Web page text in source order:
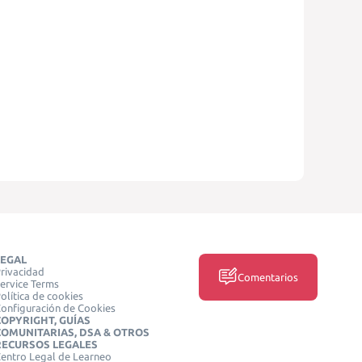
Terms
de cookies
de Cookies
GUÍAS
DSA & OTROS
LEGALES
Legal de Learneo
Comentarios